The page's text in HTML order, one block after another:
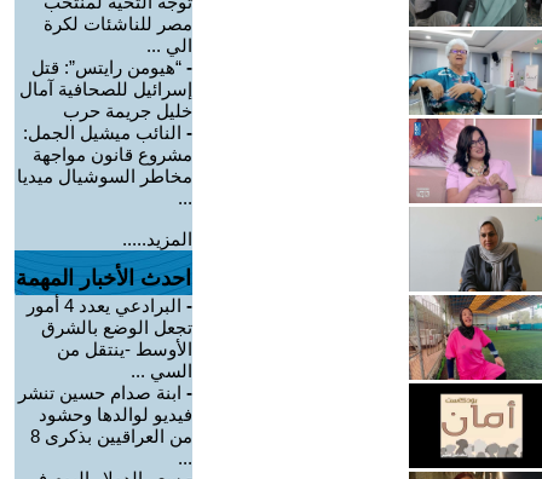
مصر للناشئات لكرة
الي ...
- “هيومن رايتس”: قتل
إسرائيل للصحافية آمال
خليل جريمة حرب
- النائب ميشيل الجمل:
مشروع قانون مواجهة
مخاطر السوشيال ميديا
...
المزيد.....
احدث الأخبار المهمة
-
البرادعي يعدد 4 أمور
تجعل الوضع بالشرق
الأوسط -ينتقل من
السي ...
- ابنة صدام حسين تنشر
فيديو لوالدها وحشود
من العراقيين بذكرى 8
...